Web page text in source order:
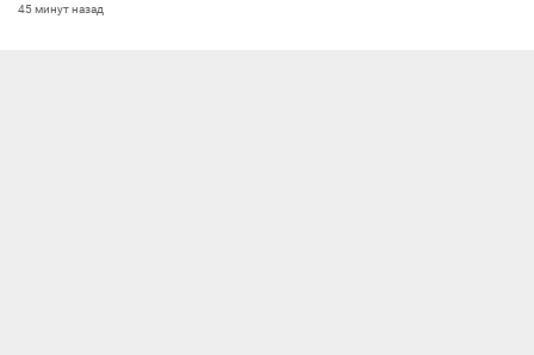
45 минут назад